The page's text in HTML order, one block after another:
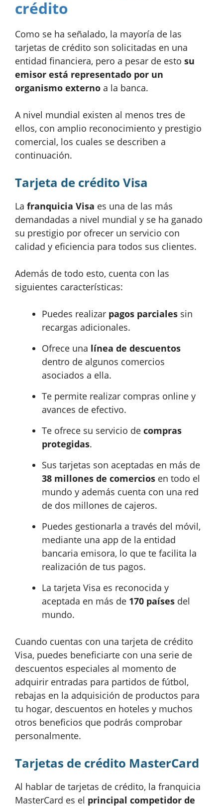
crédito
Como se ha señalado, la mayoría de las
tarjetas de crédito son solicitadas en una
entidad financiera, pero a pesar de esto su
emisor está representado por un
organismo externo a la banca.
A nivel mundial existen al menos tres de
ellos, con amplio reconocimiento y prestigio
comercial, los cuales se describen a
continuación.
Tarjeta de crédito Visa
La franquicia Visa es una de las más
demandadas a nivel mundial y se ha ganado
su prestigio por ofrecer un servicio con
calidad y eficiencia para todos sus clientes.
Además de todo esto, cuenta con las
siguientes características:
Puedes realizar pagos parciales sin
recargas adicionales.
Ofrece una línea de descuentos
dentro de algunos comercios
asociados a ella.
Te permite realizar compras online y
avances de efectivo.
Te ofrece su servicio de compras
protegidas.
Sus tarjetas son aceptadas en más de
38 millones de comercios en todo el
mundo y además cuenta con una red
de dos millones de cajeros.
Puedes gestionarla a través del móvil,
mediante una app de la entidad
bancaria emisora, lo que te facilita la
realización de tus pagos.
La tarjeta Visa es reconocida y
aceptada en más de 170 países del
mundo.
Cuando cuentas con una tarjeta de crédito
Visa, puedes beneficiarte con una serie de
descuentos especiales al momento de
adquirir entradas para partidos de fútbol,
rebajas en la adquisición de productos para
tu hogar, descuentos en hoteles y muchos
otros beneficios que podrás comprobar
personalmente.
Tarjetas de crédito MasterCard
Al hablar de tarjetas de crédito, la franquicia
MasterCard es el principal competidor de